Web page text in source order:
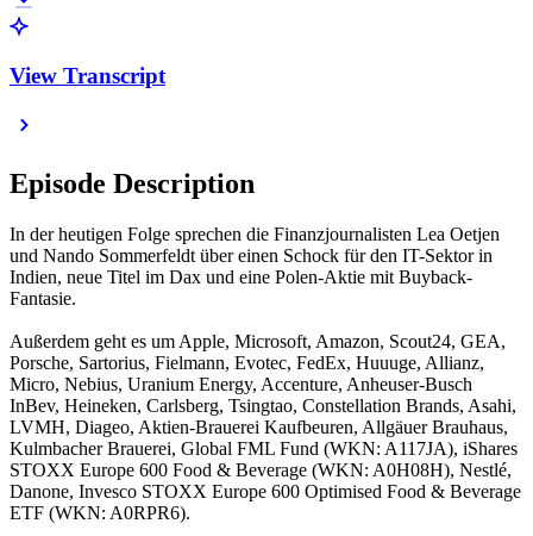
View Transcript
Episode Description
In der heutigen Folge sprechen die Finanzjournalisten Lea Oetjen
und Nando Sommerfeldt über einen Schock für den IT-Sektor in
Indien, neue Titel im Dax und eine Polen-Aktie mit Buyback-
Fantasie.
Außerdem geht es um Apple, Microsoft, Amazon, Scout24, GEA,
Porsche, Sartorius, Fielmann, Evotec, FedEx, Huuuge, Allianz,
Micro, Nebius, Uranium Energy, Accenture, Anheuser-Busch
InBev, Heineken, Carlsberg, Tsingtao, Constellation Brands, Asahi,
LVMH, Diageo, Aktien-Brauerei Kaufbeuren, Allgäuer Brauhaus,
Kulmbacher Brauerei, Global FML Fund (WKN: A117JA), iShares
STOXX Europe 600 Food & Beverage (WKN: A0H08H), Nestlé,
Danone, Invesco STOXX Europe 600 Optimised Food & Beverage
ETF (WKN: A0RPR6).